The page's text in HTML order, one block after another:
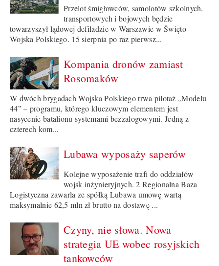
Przelot śmigłowców, samolotów szkolnych,
transportowych i bojowych będzie
towarzyszył lądowej defiladzie w Warszawie w Święto
Wojska Polskiego. 15 sierpnia po raz pierwsz...
Kompania dronów zamiast
Rosomaków
W dwóch brygadach Wojska Polskiego trwa pilotaż „Modelu
44” – programu, którego kluczowym elementem jest
nasycenie batalionu systemami bezzałogowymi. Jedną z
czterech kom...
Lubawa wyposaży saperów
Kolejne wyposażenie trafi do oddziałów
wojsk inżynieryjnych. 2 Regionalna Baza
Logistyczna zawarła ze spółką Lubawa umowę wartą
maksymalnie 62,5 mln zł brutto na dostawę ...
Czyny, nie słowa. Nowa
strategia UE wobec rosyjskich
tankowców